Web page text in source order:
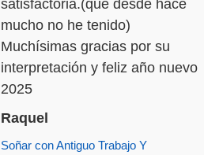
satisfactoria.(que desde hace
mucho no he tenido)
Muchísimas gracias por su
interpretación y feliz año nuevo
2025
Raquel
Soñar con Antiguo Trabajo Y